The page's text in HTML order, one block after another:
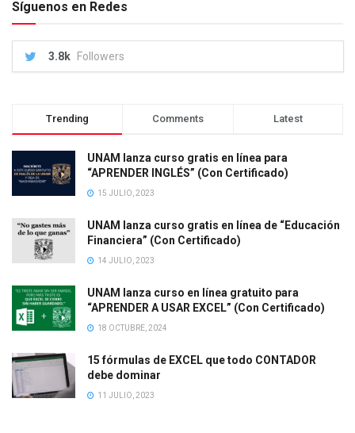
Síguenos en Redes
3.8k Followers
Trending Comments Latest
UNAM lanza curso gratis en línea para
“APRENDER INGLÉS” (Con Certificado)
15 JULIO, 2023
UNAM lanza curso gratis en línea de “Educación
Financiera” (Con Certificado)
14 JULIO, 2023
UNAM lanza curso en línea gratuito para
“APRENDER A USAR EXCEL” (Con Certificado)
18 OCTUBRE, 2024
15 fórmulas de EXCEL que todo CONTADOR
debe dominar
11 JULIO, 2023